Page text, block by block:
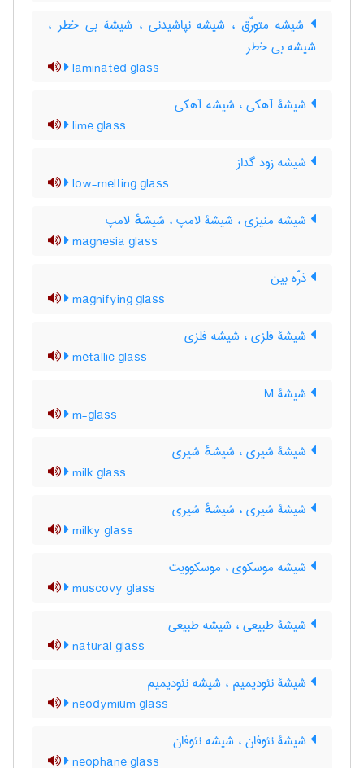
شیشه متورّق ، شیشه نپاشیدنی ، شیشۀ بی خطر ،
شیشه بی خطر
laminated glass
شیشۀ آهکی ، شیشه آهکی
lime glass
شیشه زود گداز
low-melting glass
شیشه منیزی ، شیشۀ لامپ ، شیشهٔ لامپ
magnesia glass
ذرّه بین
magnifying glass
شیشۀ فلزی ، شیشه فلزی
metallic glass
شیشۀ M
m-glass
شیشۀ شیری ، شیشهٔ شیری
milk glass
شیشۀ شیری ، شیشهٔ شیری
milky glass
شیشه موسکوی ، موسکوویت
muscovy glass
شیشۀ طبیعی ، شیشه طبیعی
natural glass
شیشۀ نئودیمیم ، شیشه نئودیمیم
neodymium glass
شیشۀ نئوفان ، شیشه نئوفان
neophane glass